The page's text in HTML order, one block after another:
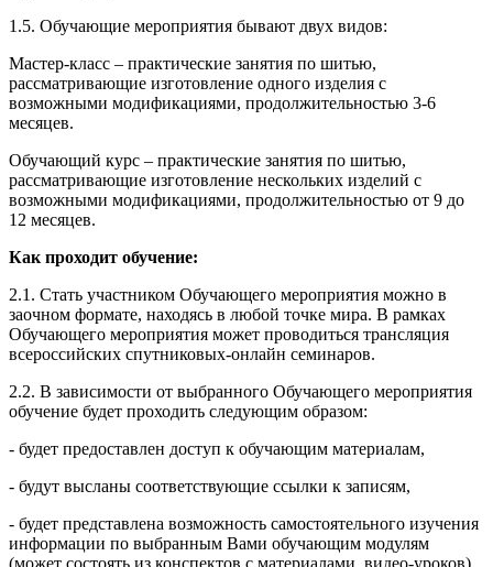
1.5. Обучающие мероприятия бывают двух видов:
Мастер-класс – практические занятия по шитью,
рассматривающие изготовление одного изделия с
возможными модификациями, продолжительностью 3-6
месяцев.
Обучающий курс – практические занятия по шитью,
рассматривающие изготовление нескольких изделий с
возможными модификациями, продолжительностью от 9 до
12 месяцев.
Как проходит обучение:
2.1. Стать участником Обучающего мероприятия можно в
заочном формате, находясь в любой точке мира. В рамках
Обучающего мероприятия может проводиться трансляция
всероссийских спутниковых-онлайн семинаров.
2.2. В зависимости от выбранного Обучающего мероприятия
обучение будет проходить следующим образом:
- будет предоставлен доступ к обучающим материалам,
- будут высланы соответствующие ссылки к записям,
- будет представлена возможность самостоятельного изучения
информации по выбранным Вами обучающим модулям
(может состоять из конспектов с материалами, видео-уроков),